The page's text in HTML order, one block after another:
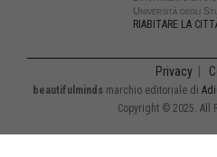
Università degli
RIABITARE LA
Privacy
beautifulminds marchio editoriale di
Copyright © 2025. All